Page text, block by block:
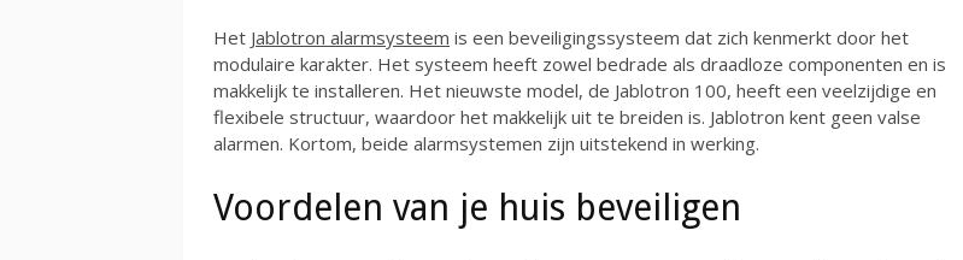
Het Jablotron alarmsysteem is een beveiligingssysteem dat zich kenmerkt door het
modulaire karakter. Het systeem heeft zowel bedrade als draadloze componenten en is
makkelijk te installeren. Het nieuwste model, de Jablotron 100, heeft een veelzijdige en
flexibele structuur, waardoor het makkelijk uit te breiden is. Jablotron kent geen valse
alarmen. Kortom, beide alarmsystemen zijn uitstekend in werking.
Voordelen van je huis beveiligen